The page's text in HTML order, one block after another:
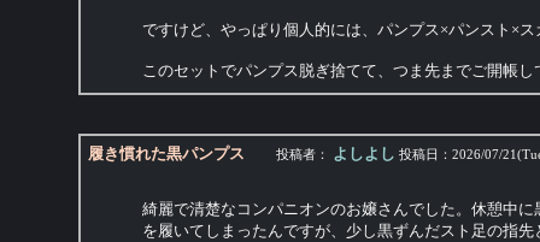
ですけど、やっぱり個人的には、パンプス×パンスト×
このセットでパンプス脱ぎ捨てて、つま先までご開帳
履き慣れた黒パンプス 投稿者： よしよし 投稿日： 2026/07/
綺麗で清楚なコンパニオンのお嬢さんでした。休憩中
を履いてしまったんですが、少し黒ずんだスト足の指